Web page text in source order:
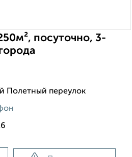
посуточно, 3-
Полетный переулок